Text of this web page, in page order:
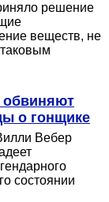
решение
веществ, не
обвиняют
о гонщике
Вебер
состоянии